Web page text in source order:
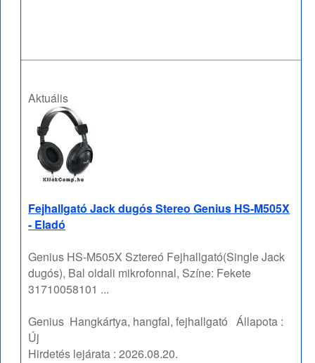
Aktuális
Fejhallgató Jack dugós Stereo Genius HS-M505X
- Eladó
Genius HS-M505X Sztereó Fejhallgató(Single Jack
dugós), Bal oldali mikrofonnal, Színe: Fekete
31710058101 ...
Genius Hangkártya, hangfal, fejhallgató Állapota :
Új
Hirdetés lejárata :2026.08.20.